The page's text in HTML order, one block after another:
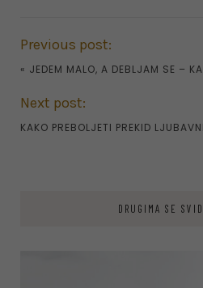
Previous post:
« JEDEM MALO, A DEBLJAM SE –
Next post:
KAKO PREBOLJETI PREKID
DRUGIMA SE